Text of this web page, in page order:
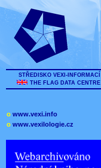
STŘEDISKO VEXI-INFORMACÍ
THE FLAG DATA CENTRE
o www.vexi.info
o www.vexilologie.cz